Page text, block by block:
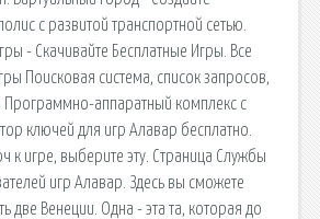
с развитой транспортной сетью.
- Скачивайте Бесплатные Игры. Все
Поисковая сиcтема, список запросов,
аппаратный комплекс с
ключей для игр Алавар бесплатно.
к игре, выберите эту. Страница Службы
игр Алавар. Здесь вы сможете
две Венеции. Одна - эта та, которая до